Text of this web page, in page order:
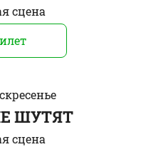
сцена
ШУТЯТ
сцена